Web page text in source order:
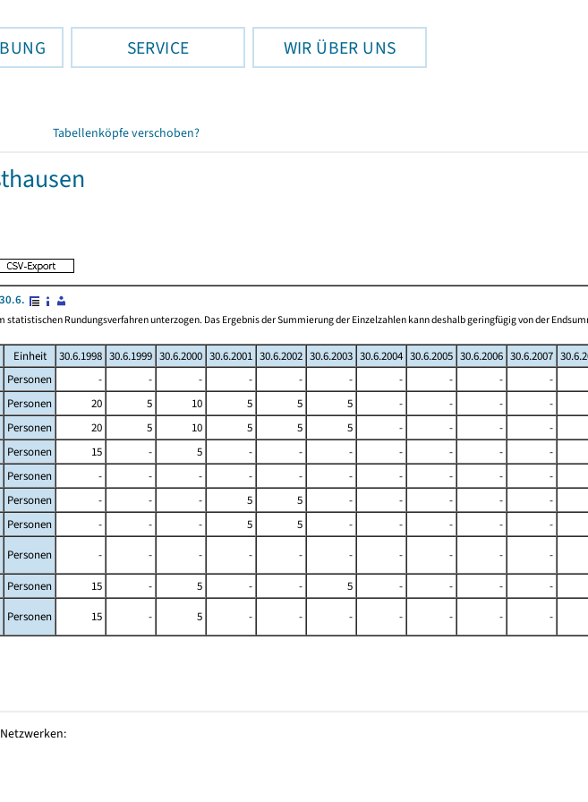
SERVICE WIR ÜBER UNS
Tabellenköpfe verschoben?
Rundungsverfahren unterzogen. Das Ergebnis der Summierung der Einzelzahlen kann deshalb geringfügig von der
Einheit 30.6.1998 30.6.1999 30.6.2000 30.6.2001 30.6.2002 30.6.2003 30.6.2004 30.6.2005 30.6.2006 30.6.2007
Personen - - - - - - - - -
-
Personen 20 5 10 5 5 5 - - -
-
Personen 20 5 10 5 5 5 - - -
-
Personen 15 - 5 - - - - - -
-
Personen - - - - - - - - -
-
Personen - - - 5 5 - - - -
-
Personen - - - 5 5 - - - -
-
Personen - - - - - - - - - -
Personen 15 - 5 - - 5 - - -
-
Personen 15 - 5 - - - - - - -